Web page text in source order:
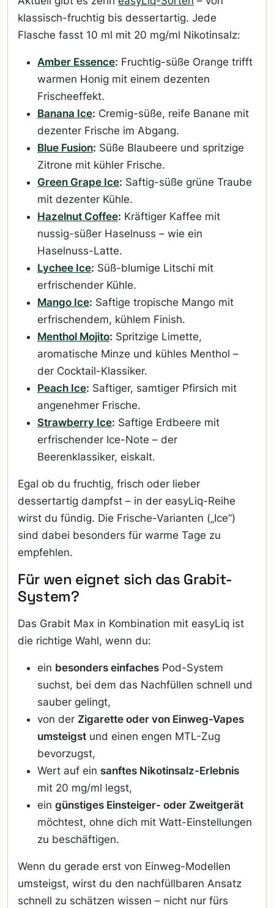
klassisch-fruchtig bis dessertartig. Jede
Flasche fasst 10 ml mit 20 mg/ml Nikotinsalz:
Amber Essence: Fruchtig-süße Orange trifft
warmen Honig mit einem dezenten
Frischeeffekt.
Banana Ice: Cremig-süße, reife Banane mit
dezenter Frische im Abgang.
Blue Fusion: Süße Blaubeere und spritzige
Zitrone mit kühler Frische.
Green Grape Ice: Saftig-süße grüne Traube
mit dezenter Kühle.
Hazelnut Coffee: Kräftiger Kaffee mit
nussig-süßer Haselnuss – wie ein
Haselnuss-Latte.
Lychee Ice: Süß-blumige Litschi mit
erfrischender Kühle.
Mango Ice: Saftige tropische Mango mit
erfrischendem, kühlem Finish.
Menthol Mojito: Spritzige Limette,
aromatische Minze und kühles Menthol –
der Cocktail-Klassiker.
Peach Ice: Saftiger, samtiger Pfirsich mit
angenehmer Frische.
Strawberry Ice: Saftige Erdbeere mit
erfrischender Ice-Note – der
Beerenklassiker, eiskalt.
Egal ob du fruchtig, frisch oder lieber
dessertartig dampfst – in der easyLiq-Reihe
wirst du fündig. Die Frische-Varianten („Ice“)
sind dabei besonders für warme Tage zu
empfehlen.
Für wen eignet sich das Grabit-
System?
Das Grabit Max in Kombination mit easyLiq ist
die richtige Wahl, wenn du:
ein besonders einfaches Pod-System
suchst, bei dem das Nachfüllen schnell und
sauber gelingt,
von der Zigarette oder von Einweg-Vapes
umsteigst und einen engen MTL-Zug
bevorzugst,
Wert auf ein sanftes Nikotinsalz-Erlebnis
mit 20 mg/ml legst,
ein günstiges Einsteiger- oder Zweitgerät
möchtest, ohne dich mit Watt-Einstellungen
zu beschäftigen.
Wenn du gerade erst von Einweg-Modellen
umsteigst, wirst du den nachfüllbaren Ansatz
schnell zu schätzen wissen – nicht nur fürs